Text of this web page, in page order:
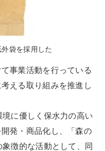
袋を採用した
事業活動を行っている
える取り組みを推進し
に優しく保水力の高い
発・商品化し、「森の
徴的な活動として、同